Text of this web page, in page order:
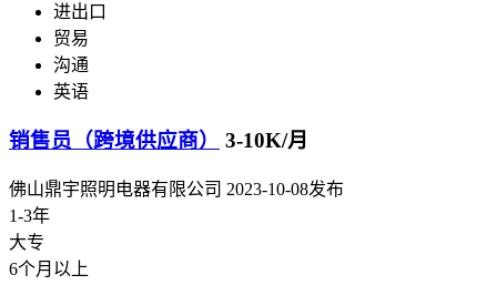
进出口
贸易
沟通
英语
销售员（跨境供应商） 3-10K/月
佛山鼎宇照明电器有限公司 2023-10-08发布
1-3年
大专
6个月以上